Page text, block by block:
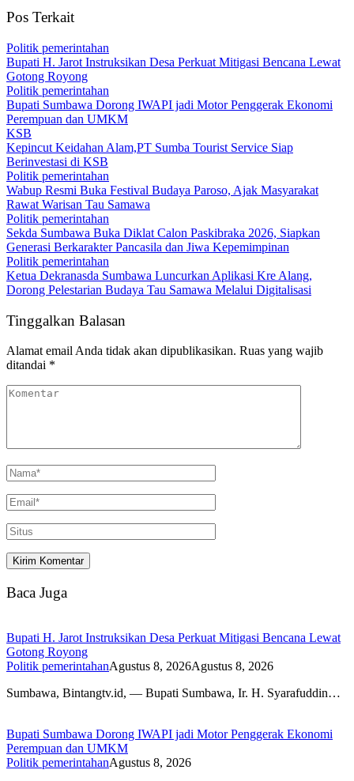
Pos Terkait
Politik pemerintahan
Bupati H. Jarot Instruksikan Desa Perkuat Mitigasi Bencana Lewat
Gotong Royong
Politik pemerintahan
Bupati Sumbawa Dorong IWAPI jadi Motor Penggerak Ekonomi
Perempuan dan UMKM
KSB
Kepincut Keidahan Alam,PT Sumba Tourist Service Siap
Berinvestasi di KSB
Politik pemerintahan
Wabup Resmi Buka Festival Budaya Paroso, Ajak Masyarakat
Rawat Warisan Tau Samawa
Politik pemerintahan
Sekda Sumbawa Buka Diklat Calon Paskibraka 2026, Siapkan
Generasi Berkarakter Pancasila dan Jiwa Kepemimpinan
Politik pemerintahan
Ketua Dekranasda Sumbawa Luncurkan Aplikasi Kre Alang,
Dorong Pelestarian Budaya Tau Samawa Melalui Digitalisasi
Tinggalkan Balasan
Alamat email Anda tidak akan dipublikasikan. Ruas yang wajib
ditandai *
Baca Juga
Bupati H. Jarot Instruksikan Desa Perkuat Mitigasi Bencana Lewat
Gotong Royong
Politik pemerintahanAgustus 8, 2026Agustus 8, 2026
Sumbawa, Bintangtv.id, — Bupati Sumbawa, Ir. H. Syarafuddin…
Bupati Sumbawa Dorong IWAPI jadi Motor Penggerak Ekonomi
Perempuan dan UMKM
Politik pemerintahanAgustus 8, 2026